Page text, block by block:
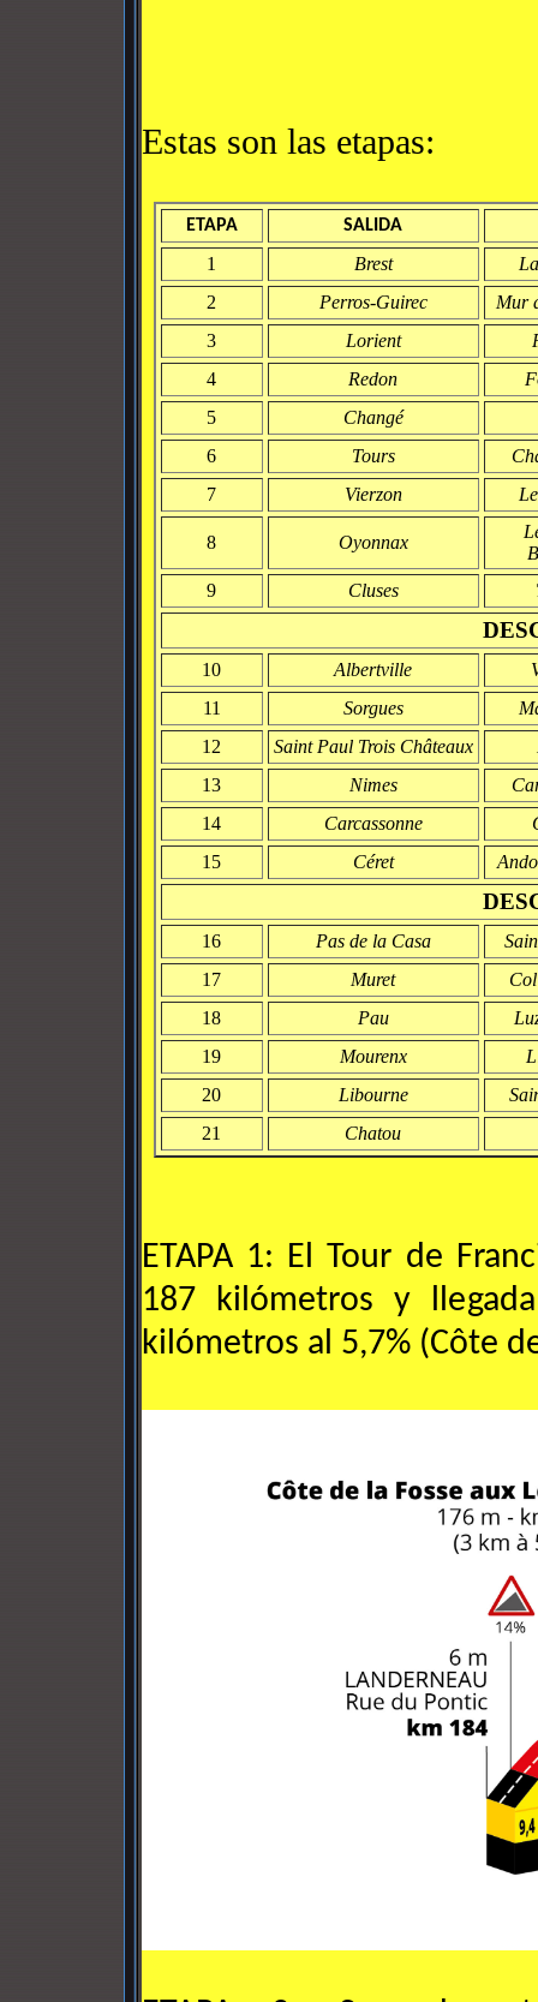
Estas son las etapas:
ETAPA SALIDA
1 Brest
2
Perros-Guirec
Mur
3
Lorient
4
Redon
5
Changé
6
Tours
7
Vierzon
8 Oyonnax
9
Cluses
10 Albertville
11
Sorgues
12
Saint Paul Trois Châteaux
13
Nimes
14
Carcassonne
15
Céret
16 Pas de la Casa
17
Muret
18
Pau
19
Mourenx
20
Libourne
21
Chatou
ETAPA 1: El Tour de
187 kilómetros y
kilómetros al 5,7% (Côte